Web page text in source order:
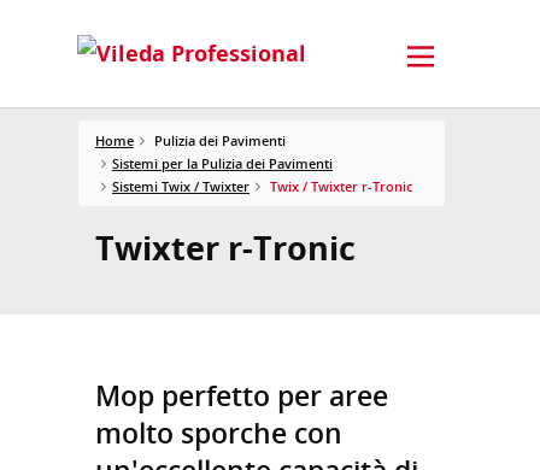
Home
Pulizia dei Pavimenti
Sistemi per la Pulizia dei Pavimenti
Sistemi Twix / Twixter
Twix / Twixter r-Tronic
Twixter r-Tronic
Mop perfetto per aree
molto sporche con